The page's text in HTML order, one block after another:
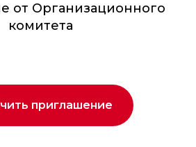
от Организационного
комитета
приглашение